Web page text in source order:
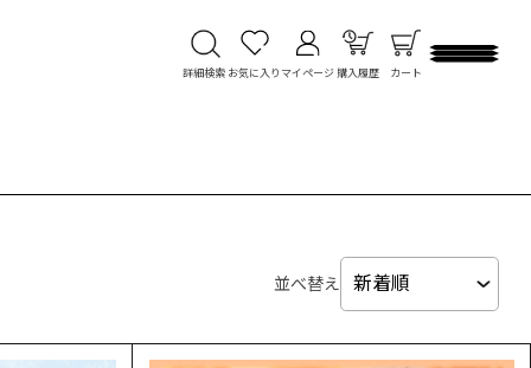
詳細検索 お気に入り マイページ 購入履歴 カート
並べ替え